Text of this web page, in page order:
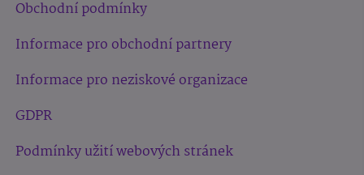
Obchodní podmínky
Informace pro obchodní partnery
Informace pro neziskové organizace
GDPR
Podmínky užití webových stránek